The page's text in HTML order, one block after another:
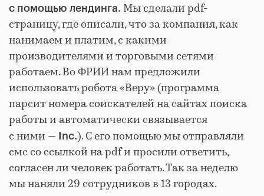
с помощью лендинга. Мы сделали pdf-
страницу, где описали, что за компания, как
нанимаем и платим, с какими
производителями и торговыми сетями
работаем. Во ФРИИ нам предложили
использовать робота «Веру» (программа
парсит номера соискателей на сайтах поиска
работы и автоматически связывается
с ними —
Inc.). С его помощью мы отправляли
смс со ссылкой на pdf и просили ответить,
согласен ли человек работать. Так за неделю
мы наняли 29 сотрудников в 13 городах.